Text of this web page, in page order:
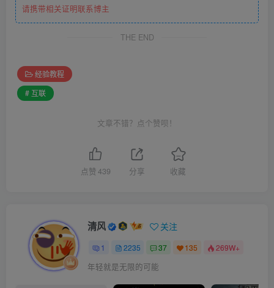
请携带相关证明联系博主
THE END
经验教程
# 互联
文章不错？点个赞呗！
点赞439 分享 收藏
清风 关注
1 2235 37 135 269W+
年轻就是无限的可能